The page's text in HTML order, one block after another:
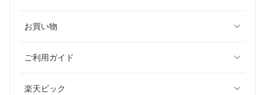
お買い物
ご利用ガイド
楽天ビック